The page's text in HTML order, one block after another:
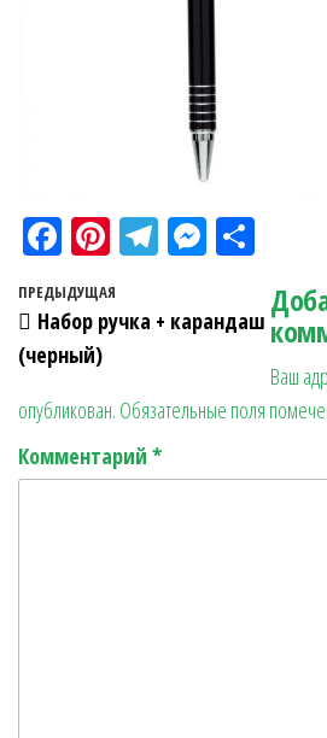
Fa
ce
bo
ok
Pi
nt
er
es
t
Te
gr
M
se
r
ра
в
ит
ь
Навигация по
Предыдущая запись
ПРЕДЫДУЩАЯ
Набор ручка + карандаш
(черный)
Ваш
опубликован. Обязательные поля
Комментарий *